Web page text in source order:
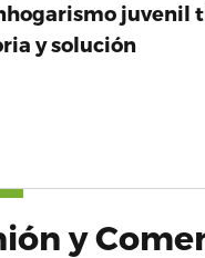
juvenil
y solución
y